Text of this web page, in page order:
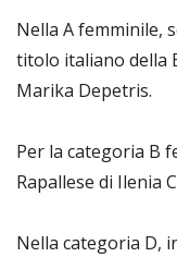
Nella A femminile,
titolo italiano della
Marika Depetris.
Per la categoria B
Rapallese di Ilenia
Nella categoria D,